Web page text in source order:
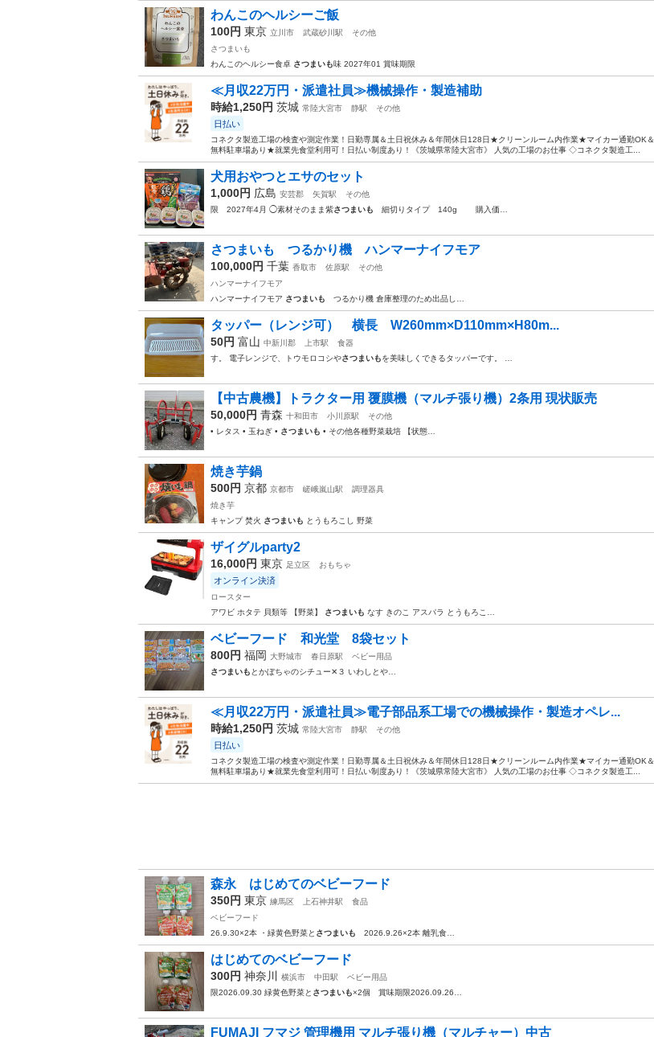
わんこのヘルシーご飯
100円 東京 立川市 武蔵砂川駅
その他
さつまいも
わんこのヘルシー食卓 さつまいも味 2027年01 賞味期限
≪月収22万円・派遣社員≫機械操作・製造補助
時給1,250円 茨城 常陸大宮市 静駅 その他
日払い
コネクタ製造工場の検査や測定作業！日勤専属＆土日祝休み＆年間休日128日★クリーンルーム内作業★マイカー通勤OK＆
無料駐車場あり★就業先食堂利用可！日払い制度あり！《茨城県常陸大宮市》 人気の工場のお仕事 ◇コネクタ製造工...
犬用おやつとエサのセット
1,000円 広島 安芸郡 矢賀駅
その他
限 2027年4月 ◯素材そのまま紫さつまいも 細切りタイプ 140g 購入価…
さつまいも つるかり機 ハンマーナイフモア
100,000円 千葉 香取市 佐原駅
その他
ハンマーナイフモア
ハンマーナイフモア さつまいも つるかり機 倉庫整理のため出品し…
タッパー（レンジ可） 横長 W260mm×D110mm×H80m...
50円 富山 中新川郡 上市駅
食器
す。 電子レンジで、トウモロコシやさつまいもを美味しくできるタッパーです。 …
【中古農機】トラクター用 覆膜機（マルチ張り機）2条用 現状販売
50,000円 青森 十和田市 小川原駅
その他
• レタス • 玉ねぎ • さつまいも • その他各種野菜栽培 【状態…
焼き芋鍋
500円 京都 京都市 嵯峨嵐山駅
調理器具
焼き芋
キャンプ 焚火 さつまいも とうもろこし 野菜
ザイグルparty2
16,000円 東京 足立区 おもちゃ
オンライン決済
ロースター
アワビ ホタテ 貝類等 【野菜】 さつまいも なす きのこ アスパラ とうもろこ…
ベビーフード 和光堂 8袋セット
800円 福岡 大野城市 春日原駅
ベビー用品
さつまいも とかぼちゃのシチュー✕３ いわしとや…
≪月収22万円・派遣社員≫電子部品系工場での機械操作・製造オペレ...
時給1,250円 茨城 常陸大宮市 静駅 その他
日払い
コネクタ製造工場の検査や測定作業！日勤専属＆土日祝休み＆年間休日128日★クリーンルーム内作業★マイカー通勤OK＆
無料駐車場あり★就業先食堂利用可！日払い制度あり！《茨城県常陸大宮市》 人気の工場のお仕事 ◇コネクタ製造工...
森永 はじめてのベビーフード
350円 東京 練馬区 上石神井駅
食品
ベビーフード
26.9.30×2本 ・緑黄色野菜と さつまいも 2026.9.26×2本 離乳食…
はじめてのベビーフード
300円 神奈川 横浜市 中田駅
ベビー用品
限2026.09.30 緑黄色野菜と さつまいも×2個 賞味期限2026.09.26…
FUMAJI フマジ 管理機用 マルチ張り機（マルチャー）中古